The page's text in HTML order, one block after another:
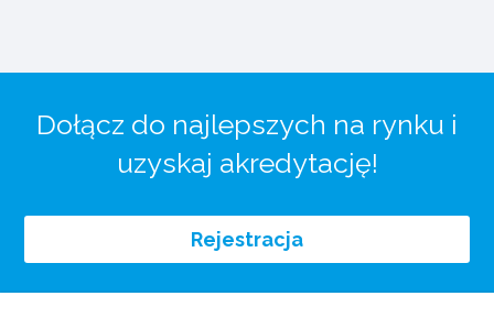
Dołącz do najlepszych na rynku i
uzyskaj akredytację!
Rejestracja